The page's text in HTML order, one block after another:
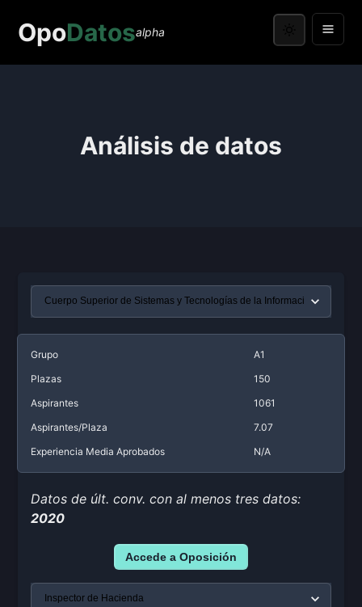
OpoDatosalpha
Análisis de datos
Grupo
A1
Plazas
150
Aspirantes
1061
Aspirantes/Plaza
7.07
Experiencia Media Aprobados
N/A
Datos de últ. conv. con al menos tres datos:
2020
Accede a Oposición